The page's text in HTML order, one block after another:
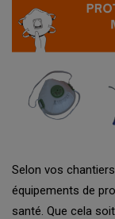
Selon vos
équipements de
santé. Que cela